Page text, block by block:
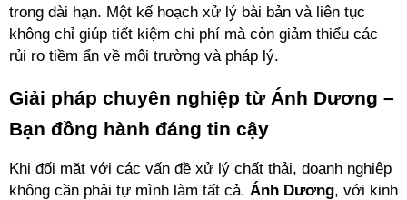
trong dài hạn. Một kế hoạch xử lý bài bản và liên tục
không chỉ giúp tiết kiệm chi phí mà còn giảm thiểu các
rủi ro tiềm ẩn về môi trường và pháp lý.
Giải pháp chuyên nghiệp từ Ánh Dương –
Bạn đồng hành đáng tin cậy
Khi đối mặt với các vấn đề xử lý chất thải, doanh nghiệp
không cần phải tự mình làm tất cả. Ánh Dương, với kinh